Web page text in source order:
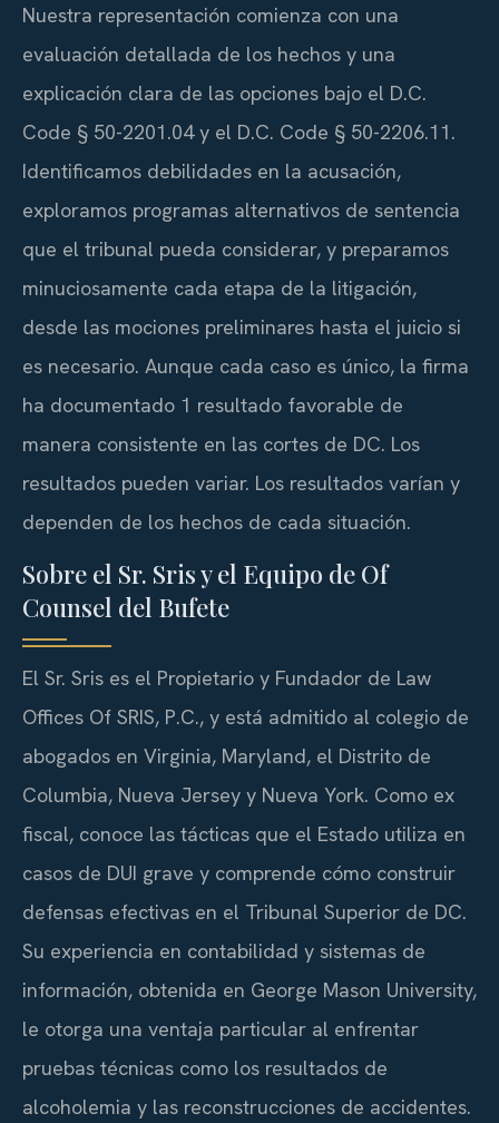
Nuestra representación comienza con una
evaluación detallada de los hechos y una
explicación clara de las opciones bajo el D.C.
Code § 50-2201.04 y el D.C. Code § 50-2206.11.
Identificamos debilidades en la acusación,
exploramos programas alternativos de sentencia
que el tribunal pueda considerar, y preparamos
minuciosamente cada etapa de la litigación,
desde las mociones preliminares hasta el juicio si
es necesario. Aunque cada caso es único, la firma
ha documentado 1 resultado favorable de
manera consistente en las cortes de DC. Los
resultados pueden variar. Los resultados varían y
dependen de los hechos de cada situación.
Sobre el Sr. Sris y el Equipo de Of
Counsel del Bufete
El Sr. Sris es el Propietario y Fundador de Law
Offices Of SRIS, P.C., y está admitido al colegio de
abogados en Virginia, Maryland, el Distrito de
Columbia, Nueva Jersey y Nueva York. Como ex
fiscal, conoce las tácticas que el Estado utiliza en
casos de DUI grave y comprende cómo construir
defensas efectivas en el Tribunal Superior de DC.
Su experiencia en contabilidad y sistemas de
información, obtenida en George Mason University,
le otorga una ventaja particular al enfrentar
pruebas técnicas como los resultados de
alcoholemia y las reconstrucciones de accidentes.